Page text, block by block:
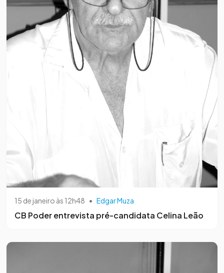
15 de janeiro às 12h48 • Edgar Muza
CB Poder entrevista pré-candidata Celina Leão